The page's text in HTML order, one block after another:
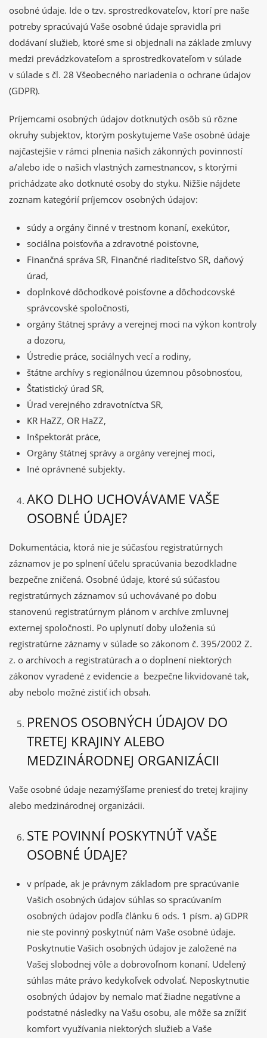
osobné údaje. Ide o tzv. sprostredkovateľov, ktorí pre naše
potreby spracúvajú Vaše osobné údaje spravidla pri
dodávaní služieb, ktoré sme si objednali na základe zmluvy
medzi prevádzkovateľom a sprostredkovateľom v súlade
v súlade s čl. 28 Všeobecného nariadenia o ochrane údajov
(GDPR).
Príjemcami osobných údajov dotknutých osôb sú rôzne
okruhy subjektov, ktorým poskytujeme Vaše osobné údaje
najčastejšie v rámci plnenia našich zákonných povinností
a/alebo ide o našich vlastných zamestnancov, s ktorými
prichádzate ako dotknuté osoby do styku. Nižšie nájdete
zoznam kategórií príjemcov osobných údajov:
súdy a orgány činné v trestnom konaní, exekútor,
sociálna poisťovňa a zdravotné poisťovne,
Finančná správa SR, Finančné riaditeľstvo SR, daňový
úrad,
doplnkové dôchodkové poisťovne a dôchodcovské
správcovské spoločnosti,
orgány štátnej správy a verejnej moci na výkon kontroly
a dozoru,
Ústredie práce, sociálnych vecí a rodiny,
štátne archívy s regionálnou územnou pôsobnosťou,
Štatistický úrad SR,
Úrad verejného zdravotníctva SR,
KR HaZZ, OR HaZZ,
Inšpektorát práce,
Orgány štátnej správy a orgány verejnej moci,
Iné oprávnené subjekty.
AKO DLHO UCHOVÁVAME VAŠE
OSOBNÉ ÚDAJE?
Dokumentácia, ktorá nie je súčasťou registratúrnych
záznamov je po splnení účelu spracúvania bezodkladne
bezpečne zničená. Osobné údaje, ktoré sú súčasťou
registratúrnych záznamov sú uchovávané po dobu
stanovenú registratúrnym plánom v archíve zmluvnej
externej spoločnosti. Po uplynutí doby uloženia sú
registratúrne záznamy v súlade so zákonom č. 395/2002 Z.
z. o archívoch a registratúrach a o doplnení niektorých
zákonov vyradené z evidencie a bezpečne likvidované tak,
aby nebolo možné zistiť ich obsah.
PRENOS OSOBNÝCH ÚDAJOV DO
TRETEJ KRAJINY ALEBO
MEDZINÁRODNEJ ORGANIZÁCII
Vaše osobné údaje nezamýšľame preniesť do tretej krajiny
alebo medzinárodnej organizácii.
STE POVINNÍ POSKYTNÚŤ VAŠE
OSOBNÉ ÚDAJE?
v prípade, ak je právnym základom pre spracúvanie
Vašich osobných údajov súhlas so spracúvaním
osobných údajov podľa článku 6 ods. 1 písm. a) GDPR
nie ste povinný poskytnúť nám Vaše osobné údaje.
Poskytnutie Vašich osobných údajov je založené na
Vašej slobodnej vôle a dobrovoľnom konaní. Udelený
súhlas máte právo kedykoľvek odvolať. Neposkytnutie
osobných údajov by nemalo mať žiadne negatívne a
podstatné následky na Vašu osobu, ale môže sa znížiť
komfort využívania niektorých služieb a Vaše